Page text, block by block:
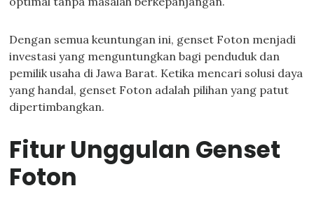
Dengan semua keuntungan ini, genset Foton menjadi
investasi yang menguntungkan bagi penduduk dan
pemilik usaha di Jawa Barat. Ketika mencari solusi daya
yang handal, genset Foton adalah pilihan yang patut
dipertimbangkan.
Fitur Unggulan Genset
Foton